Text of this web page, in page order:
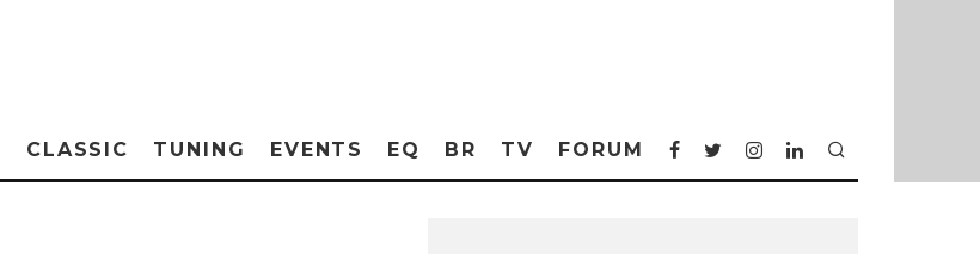
CLASSIC TUNING EVENTS EQ BR TV FORUM